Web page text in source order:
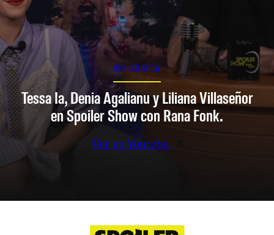
SPOILER SHOW
Tessa Ia, Denia Agalianu y Liliana Villaseñor
en Spoiler Show con Rana Fonk.
Ver en Youtube